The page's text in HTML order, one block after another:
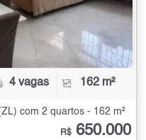
4 vagas 162 m²
com 2 quartos - 162 m²
R$ 650.000